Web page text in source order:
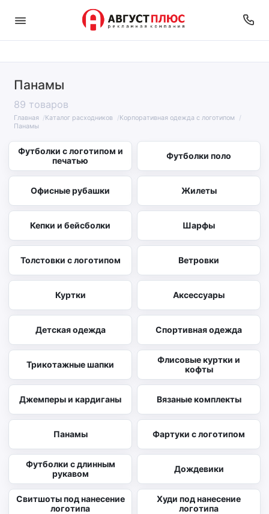
Панамы
89 товаров
Главная Каталог расходников
Корпоративная одежда с логотипом
Панамы
Футболки с логотипом и
печатью
Футболки поло
Офисные рубашки Жилеты
Кепки и бейсболки Шарфы
Толстовки с логотипом Ветровки
Куртки Аксессуары
Детская одежда Спортивная одежда
Трикотажные шапки
Флисовые куртки и
кофты
Джемперы и кардиганы Вязаные комплекты
Панамы Фартуки с логотипом
Футболки с длинным
рукавом
Дождевики
Свитшоты под нанесение
логотипа
Худи под нанесение
логотипа